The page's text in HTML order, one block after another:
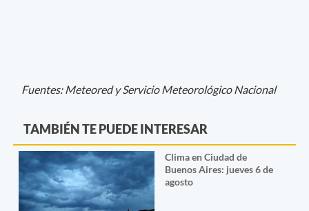
Fuentes: Meteored y Servicio Meteorológico Nacional
TAMBIÉN TE PUEDE INTERESAR
Clima en Ciudad de
Buenos Aires: jueves 6 de
agosto